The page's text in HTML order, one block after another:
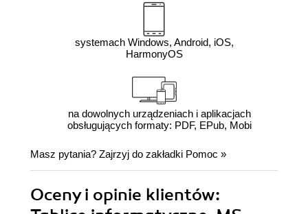
systemach Windows, Android, iOS,
HarmonyOS
na dowolnych urządzeniach i aplikacjach
obsługujących formaty: PDF, EPub, Mobi
Masz pytania? Zajrzyj do zakładki Pomoc »
Oceny i opinie klientów: